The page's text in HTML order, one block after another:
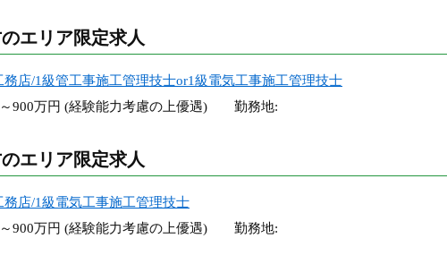
エリア限定求人
店/1級管工事施工管理技士or1級電気工事施工管理技士
～900万円 (経験能力考慮の上優遇) 勤務地:
エリア限定求人
務店/1級電気工事施工管理技士
～900万円 (経験能力考慮の上優遇) 勤務地: